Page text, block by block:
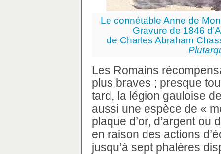
Le connétable Anne de
Gravure de 1846
de Charles Abraham
Les Romains
plus braves ; presque
tard, la légion gauloise
aussi une espèce de «
plaque d’or, d’argent ou
en raison des actions
jusqu’à sept phalères